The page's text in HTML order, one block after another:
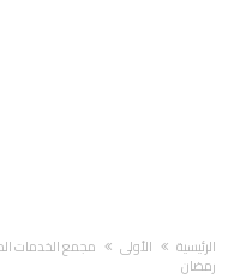
‫الرئيسية‬ الأولى
مجمع الخدمات
رمضان